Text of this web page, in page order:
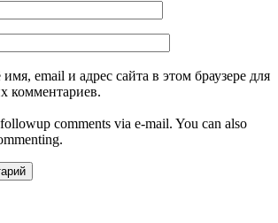
email и адрес сайта в этом браузере для
комментариев.
comments via e-mail. You can also